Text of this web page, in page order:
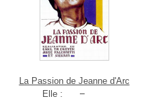
La Passion de Jeanne d'Arc
Elle :